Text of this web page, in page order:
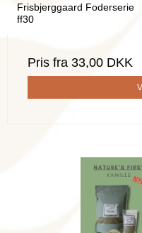
Frisbjerggaard Foderserie
ff30
Pris fra 33,00 DKK